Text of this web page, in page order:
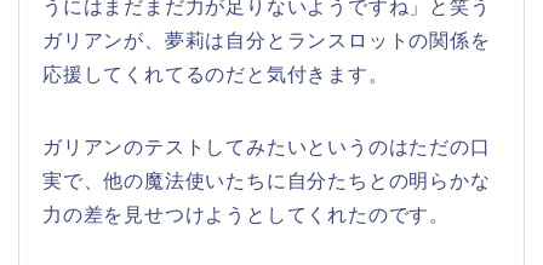
うにはまだまだ力が足りないようですね」と笑う
ガリアンが、夢莉は自分とランスロットの関係を
応援してくれてるのだと気付きます。
ガリアンのテストしてみたいというのはただの口
実で、他の魔法使いたちに自分たちとの明らかな
力の差を見せつけようとしてくれたのです。